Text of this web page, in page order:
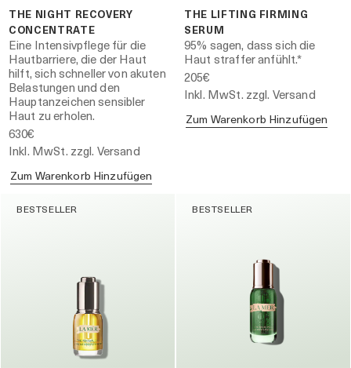
THE NIGHT RECOVERY
CONCENTRATE
Eine Intensivpflege für die
Hautbarriere, die der Haut
hilft, sich schneller von akuten
Belastungen und den
Hauptanzeichen sensibler
Haut zu erholen.
630€
Inkl. MwSt. zzgl. Versand
Zum Warenkorb Hinzufügen
THE LIFTING FIRMING
SERUM
95% sagen, dass sich die
Haut straffer anfühlt.*
205€
Inkl. MwSt. zzgl. Versand
Zum Warenkorb Hinzufügen
BESTSELLER BESTSELLER